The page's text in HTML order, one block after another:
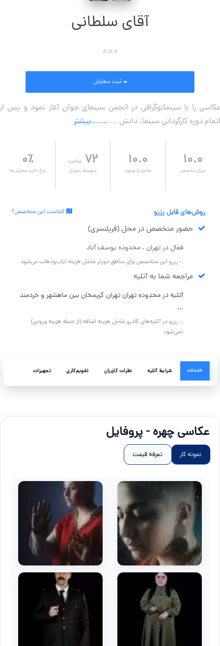
آقای سلطانی
⭐⭐⭐
عکاسی را با سینماتوگرافی در انجمن سینمای جوان آغاز نمود و پس از
اتمام دوره کارگردانی سینما، دانش ... .......بیشتر
۱۰.۰
میزان تخصص
۱۰.۰
تعامل و برخورد
۷۲ ساعت
متوسط تحویل
۰٪
نرخ تائید سفارش‌ها
روش‌های قابل رزرو
حضور متخصص در محل (فریلنسری)
فعال در تهران ، محدوده یوسف آباد
.- رزرو این متخصص برای مناطق دورتر شامل هزینه ایاب‌وذهاب می‌شود
کجاست این متخصص؟
مراجعه شما به آتلیه
آتلیه در محدوده تهران تهران کریمخان بین ماهشهر و خردمند
...
.- رزرو در آتلیه‌های کادرو شامل هزینه اضافه (از جمله هزینه ورودی)
نمی‌شود
خدمات شرایط آتلیه نظرات کاربران تقویم‌کاری تجهیزات
عکاسی چهره - پروفایل
نمونه کار تعرفه قیمت